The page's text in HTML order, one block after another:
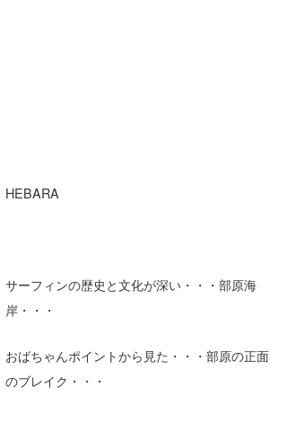
HEBARA
サーフィンの歴史と文化が深い・・・部原海
岸・・・
おばちゃんポイントから見た・・・部原の正面
のブレイク・・・